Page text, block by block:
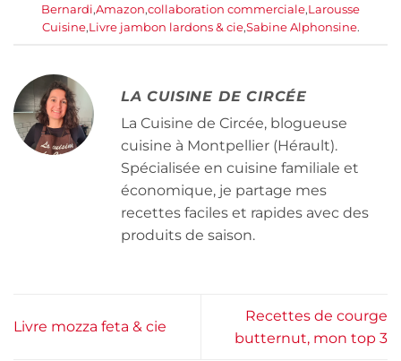
Bernardi,Amazon,collaboration commerciale,Larousse
Cuisine,Livre jambon lardons & cie,Sabine Alphonsine.
LA CUISINE DE CIRCÉE
La Cuisine de Circée, blogueuse
cuisine à Montpellier (Hérault).
Spécialisée en cuisine familiale et
économique, je partage mes
recettes faciles et rapides avec des
produits de saison.
Livre mozza feta & cie
Recettes de courge
butternut, mon top 3